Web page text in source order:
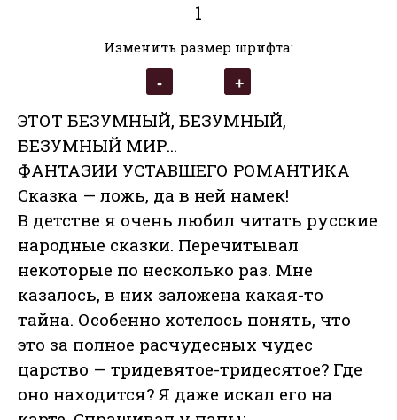
1
Изменить размер шрифта:
ЭТОТ БЕЗУМНЫЙ, БЕЗУМНЫЙ,
БЕЗУМНЫЙ МИР...
ФАНТАЗИИ УСТАВШЕГО РОМАНТИКА
Cказка — ложь, да в ней намек!
В детстве я очень любил читать русские
народные сказки. Перечитывал
некоторые по несколько раз. Мне
казалось, в них заложена какая-то
тайна. Особенно хотелось понять, что
это за полное расчудесных чудес
царство — тридевятое-тридесятое? Где
оно находится? Я даже искал его на